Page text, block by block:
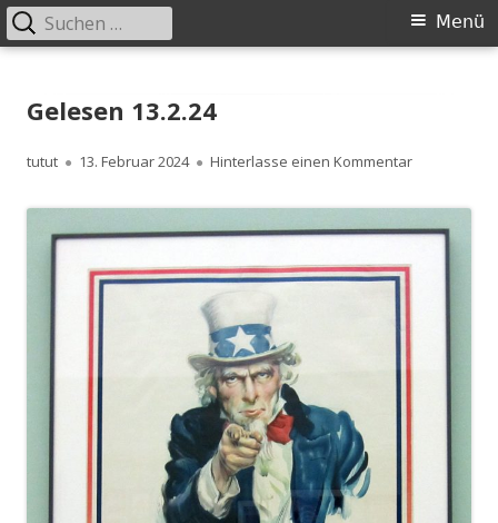
zum
Primäres
Menü
Suchen
nach:
Gelesen 13.2.24
Autor
tutut
Veröffentlicht
13. Februar 2024 Hinterlasse einen Kommentarzu Gelesen